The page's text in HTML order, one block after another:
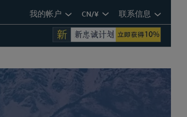
我的帐户 CN/¥ 联系信息